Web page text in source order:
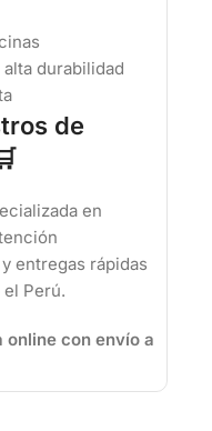
durabilidad
de
en
entregas rápidas
Perú.
online con envío a